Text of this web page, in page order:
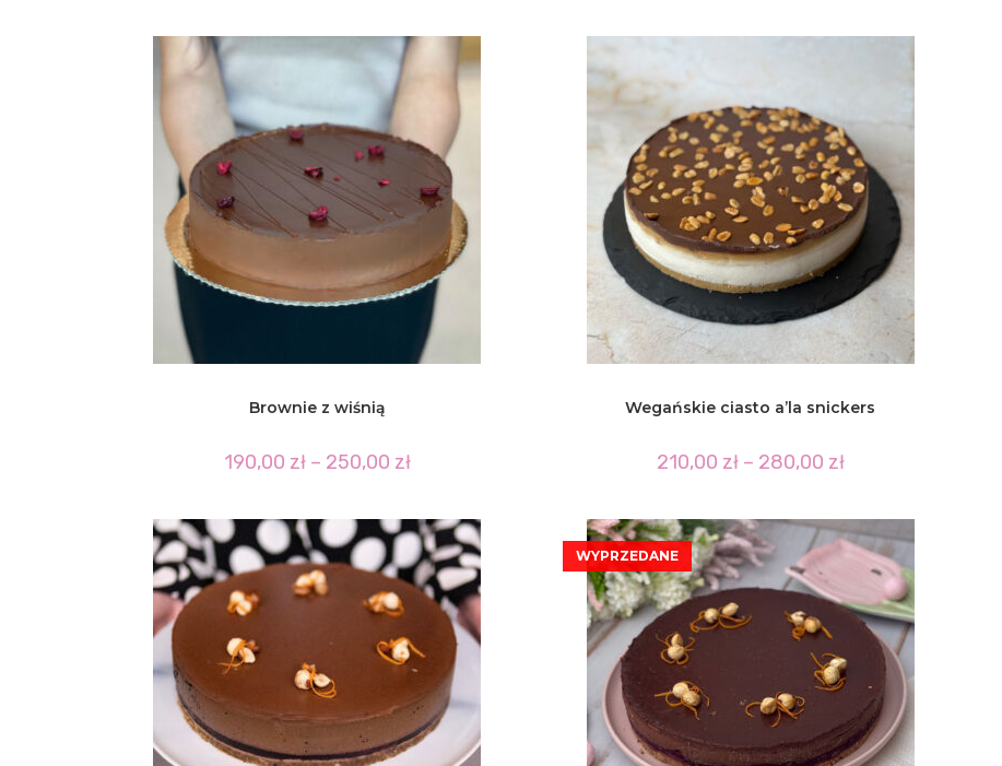
do
Brownie z wiśnią
190,00 zł – 250,00 złZakres
cen:
do
250,00 zł
Wegańskie ciasto a’la snickers
210,00 zł – 280,00 złZakres
cen:
do
280,00 zł